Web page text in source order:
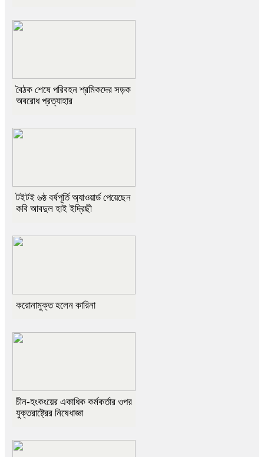
বৈঠক শেষে পরিবহন শ্রমিকদের সড়ক
অবরোধ প্রত্যাহার
টইটই ৬ষ্ঠ বর্ষপূর্তি অ্যাওয়ার্ড পেয়েছেন
কবি আবদুল হাই ইদ্রিছী
করোনামুক্ত হলেন কারিনা
চীন-হংকংয়ের একাধিক কর্মকর্তার ওপর
যুক্তরাষ্ট্রের নিষেধাজ্ঞা